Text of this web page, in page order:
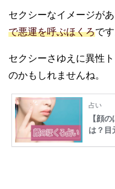
セクシーなイメージが
で悪運を呼ぶほくろです
セクシーさゆえに異性
のかもしれませんね。